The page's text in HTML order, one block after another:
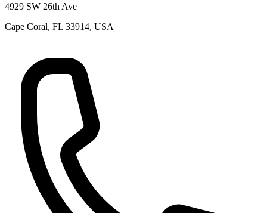
4929 SW 26th Ave
Cape Coral, FL 33914, USA